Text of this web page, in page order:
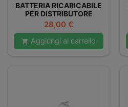
BATTERIA RICARICABILE
PER DISTRIBUTORE
AUTOMATICO 6V 5 AH
Prezzo
28,00 €
 Aggiungi al carrello